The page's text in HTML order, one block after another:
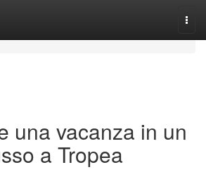
una vacanza in un
a Tropea